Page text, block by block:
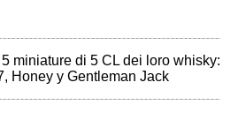
miniature di 5 CL dei loro whisky:
Honey y Gentleman Jack